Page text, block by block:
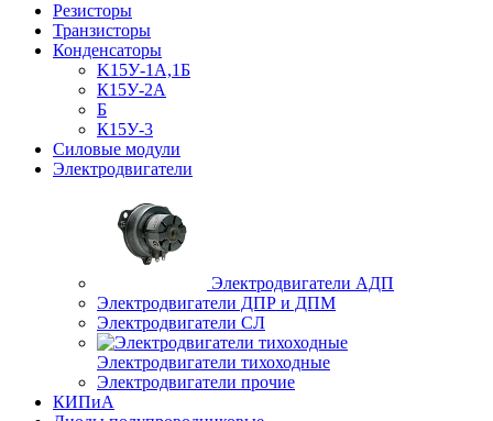
Резисторы
Транзисторы
Конденсаторы
K15У-1А,1Б
К15У-2А
Б
К15У-3
Силовые модули
Электродвигатели
Электродвигатели АДП
Электродвигатели ДПР и ДПМ
Электродвигатели СЛ
Электродвигатели тихоходные
Электродвигатели прочие
КИПиА